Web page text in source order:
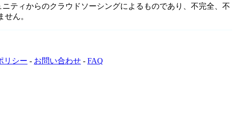
ティからのクラウドソーシングによるものであり、不完全、不
ん。
リシー - お問い合わせ - FAQ